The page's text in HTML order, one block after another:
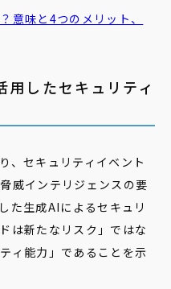
意味と4つのメリット、
したセキュリティ
セキュリティイベント
威インテリジェンスの要
た生成AIによるセキュリ
は新たなリスク」ではな
ィ能力」であることを示